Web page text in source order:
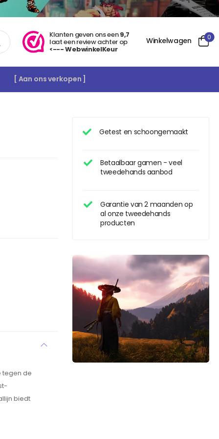
Klanten geven ons een9,7
laat een review achter op
<--- WebwinkelKeur
Winkelwagen 0
[ Aan ons verkopen ]
Getest en schoongemaakt
Betaalbaar gamen - veel
tweedehands aanbod
Garantie van 2 maanden op
al onze tweedehands
producten
tegen de
biedt